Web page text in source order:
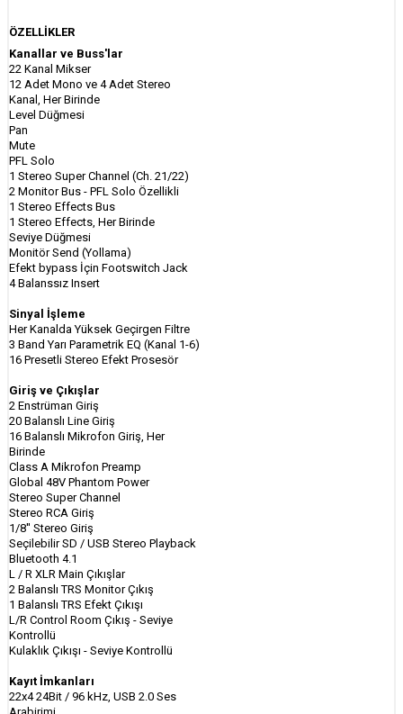
ÖZELLİKLER
Kanallar ve Buss'lar
22 Kanal Mikser
12 Adet Mono ve 4 Adet Stereo
Kanal, Her Birinde
Level Düğmesi
Pan
Mute
PFL Solo
1 Stereo Super Channel (Ch. 21/22)
2 Monitor Bus - PFL Solo Özellikli
1 Stereo Effects Bus
1 Stereo Effects, Her Birinde
Seviye Düğmesi
Monitör Send (Yollama)
Efekt bypass İçin Footswitch Jack
4 Balanssız Insert
Sinyal İşleme
Her Kanalda Yüksek Geçirgen Filtre
3 Band Yarı Parametrik EQ (Kanal 1-6)
16 Presetli Stereo Efekt Prosesör
Giriş ve Çıkışlar
2 Enstrüman Giriş
20 Balanslı Line Giriş
16 Balanslı Mikrofon Giriş, Her
Birinde
Class A Mikrofon Preamp
Global 48V Phantom Power
Stereo Super Channel
Stereo RCA Giriş
1/8'' Stereo Giriş
Seçilebilir SD / USB Stereo Playback
Bluetooth 4.1
L / R XLR Main Çıkışlar
2 Balanslı TRS Monitor Çıkış
1 Balanslı TRS Efekt Çıkışı
L/R Control Room Çıkış - Seviye
Kontrollü
Kulaklık Çıkışı - Seviye Kontrollü
Kayıt İmkanları
22x4 24Bit / 96 kHz, USB 2.0 Ses